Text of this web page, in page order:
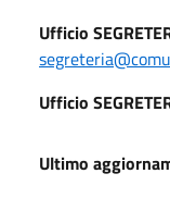
Ufficio
Ufficio
Ultimo